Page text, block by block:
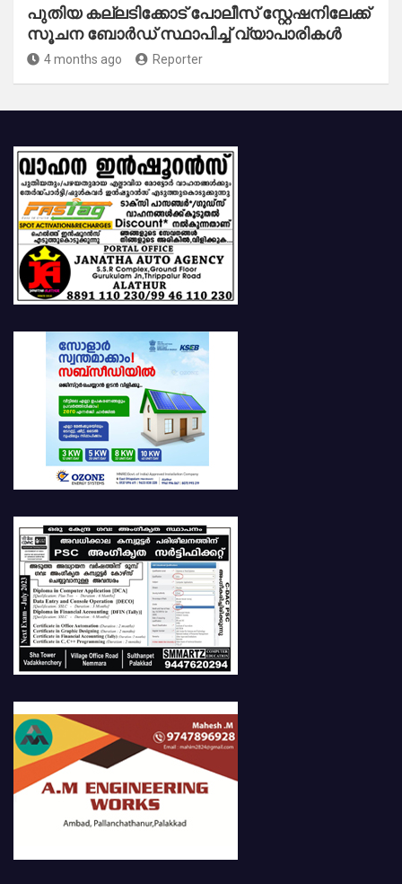
പുതിയ കല്ലടിക്കോട് പോലീസ് സ്റ്റേഷനിലേക്ക്
സൂചന ബോർഡ് സ്ഥാപിച്ച് വ്യാപാരികൾ
4 months ago Reporter